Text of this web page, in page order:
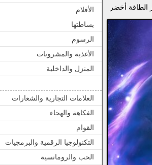
الأفلام
بساطتها
الرسوم
الأغذية والمشروبات
المنزل والداخلية
العلامات التجارية والشعارات
الفكاهة والهجاء
القوام
التكنولوجيا الرقمية والبرمجيات
الحب والرومانسية
الطاقة أخضر